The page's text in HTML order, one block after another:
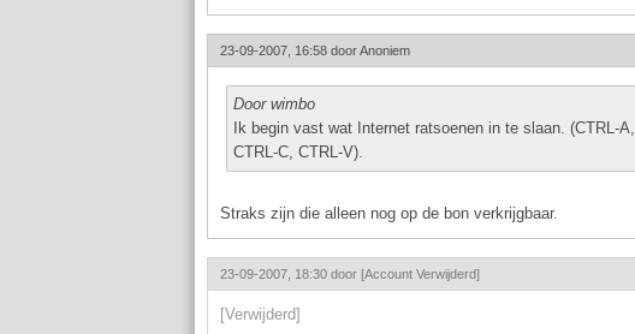
23-09-2007, 16:58 doorAnoniem
Door wimbo
Ik begin vast wat Internet ratsoenen in te slaan. (CTRL-A,
CTRL-C, CTRL-V).
Straks zijn die alleen nog op de bon verkrijgbaar.
23-09-2007, 18:30 door [Account Verwijderd]
[Verwijderd]